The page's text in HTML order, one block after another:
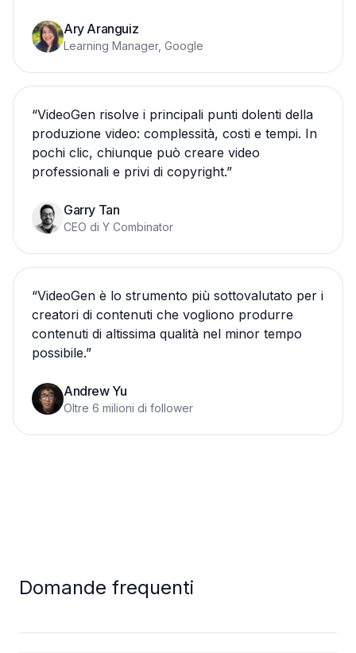
Ary Aranguiz
Learning Manager, Google
“VideoGen risolve i principali punti dolenti della
produzione video: complessità, costi e tempi. In
pochi clic, chiunque può creare video
professionali e privi di copyright.”
Garry Tan
CEO di Y Combinator
“VideoGen è lo strumento più sottovalutato per i
creatori di contenuti che vogliono produrre
contenuti di altissima qualità nel minor tempo
possibile.”
Andrew Yu
Oltre 6 milioni di follower
Domande frequenti